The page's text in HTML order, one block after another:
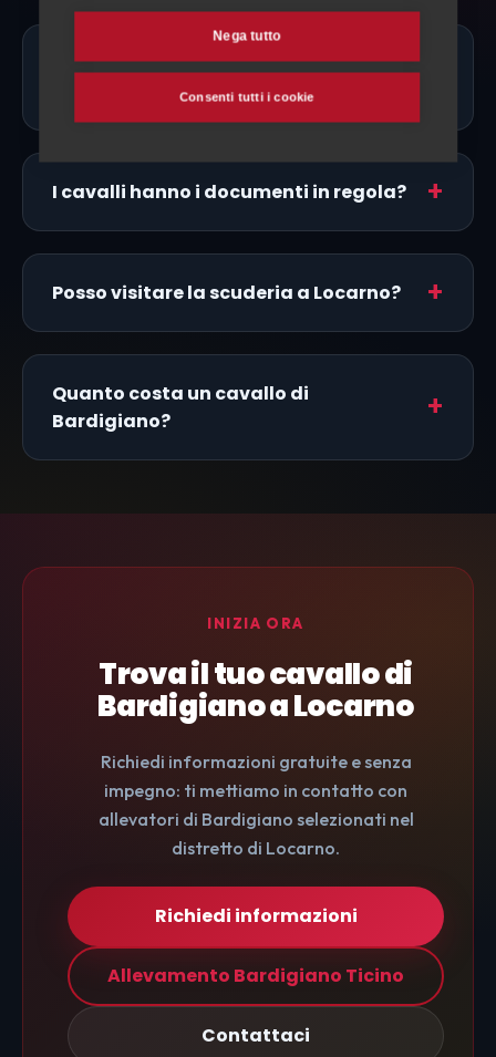
Ci sono allevatori di Bardigiano proprio
I cavalli hanno i documenti in regola?
Posso visitare la scuderia a Locarno?
Quanto costa un cavallo di
Bardigiano?
INIZIA ORA
Trova il tuo cavallo di
Bardigiano a Locarno
Richiedi informazioni gratuite e senza
impegno: ti mettiamo in contatto con
allevatori di Bardigiano selezionati nel
distretto di Locarno.
Richiedi informazioni
Allevamento Bardigiano Ticino
Contattaci
Nega tutto
Consenti tutti i cookie